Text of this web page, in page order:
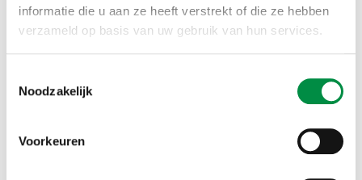
informatie die u aan ze heeft verstrekt of die ze hebben
verzameld op basis van uw gebruik van hun services.
Noodzakelijk
Voorkeuren
Thinking.
van leren
Iedereen ontwikkelt en leert op een andere manier.